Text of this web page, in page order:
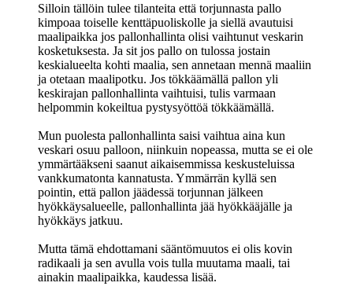
Silloin tällöin tulee tilanteita että torjunnasta pallo
kimpoaa toiselle kenttäpuoliskolle ja siellä avautuisi
maalipaikka jos pallonhallinta olisi vaihtunut veskarin
kosketuksesta. Ja sit jos pallo on tulossa jostain
keskialueelta kohti maalia, sen annetaan mennä maaliin
ja otetaan maalipotku. Jos tökkäämällä pallon yli
keskirajan pallonhallinta vaihtuisi, tulis varmaan
helpommin kokeiltua pystysyöttöä tökkäämällä.
Mun puolesta pallonhallinta saisi vaihtua aina kun
veskari osuu palloon, niinkuin nopeassa, mutta se ei ole
ymmärtääkseni saanut aikaisemmissa keskusteluissa
vankkumatonta kannatusta. Ymmärrän kyllä sen
pointin, että pallon jäädessä torjunnan jälkeen
hyökkäysalueelle, pallonhallinta jää hyökkääjälle ja
hyökkäys jatkuu.
Mutta tämä ehdottamani sääntömuutos ei olis kovin
radikaali ja sen avulla vois tulla muutama maali, tai
ainakin maalipaikka, kaudessa lisää.